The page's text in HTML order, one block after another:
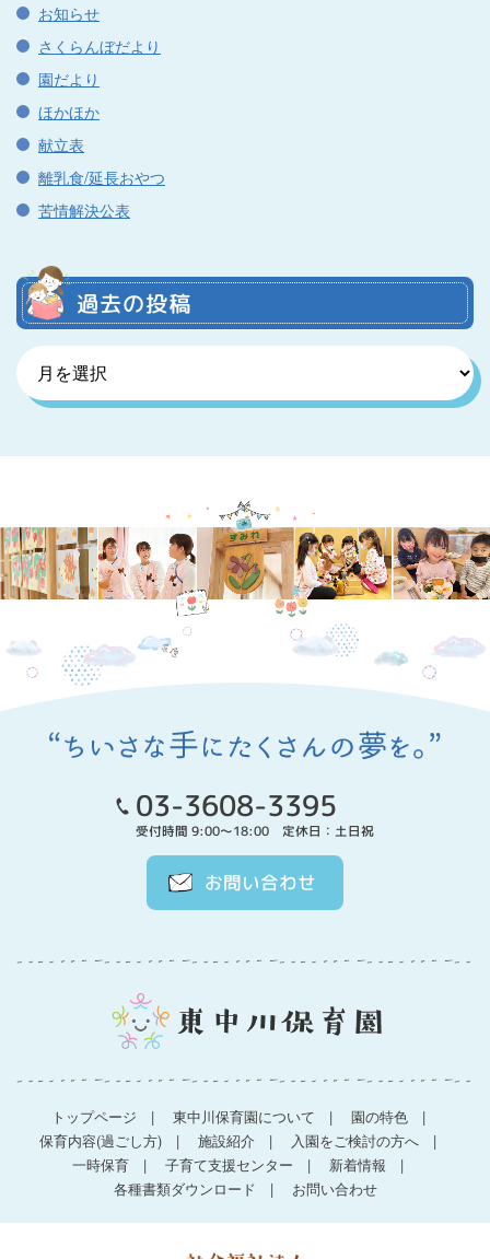
お知らせ
さくらんぼだより
園だより
ほかほか
献立表
離乳食/延長おやつ
苦情解決公表
過去の投稿
03-3608-3395
受付時間 9:00～18:00 定休日：土日祝
お問い合わせ
トップページ 東中川保育園について
園の特色
保育内容(過ごし方)
施設紹介
入園をご検討の方へ
一時保育
子育て支援センター
新着情報
各種書類ダウンロード
お問い合わせ